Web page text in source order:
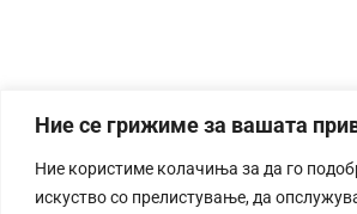
Ние се грижиме за вашата
Ние користиме колачиња за да го
искуство со прелистување, да